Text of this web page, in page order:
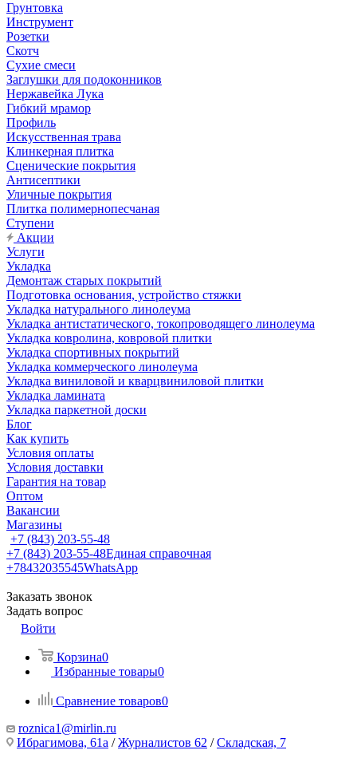
Грунтовка
Инструмент
Розетки
Скотч
Сухие смеси
Заглушки для подоконников
Нержавейка Лука
Гибкий мрамор
Профиль
Искусственная трава
Клинкерная плитка
Сценические покрытия
Антисептики
Уличные покрытия
Плитка полимернопесчаная
Ступени
Акции
Услуги
Укладка
Демонтаж старых покрытий
Подготовка основания, устройство стяжки
Укладка натурального линолеума
Укладка антистатического, токопроводящего линолеума
Укладка ковролина, ковровой плитки
Укладка спортивных покрытий
Укладка коммерческого линолеума
Укладка виниловой и кварцвиниловой плитки
Укладка ламината
Укладка паркетной доски
Блог
Как купить
Условия оплаты
Условия доставки
Гарантия на товар
Оптом
Вакансии
Магазины
+7 (843) 203-55-48
+7 (843) 203-55-48Единая справочная
+78432035545WhatsApp
Заказать звонок
Задать вопрос
Войти
Корзина0
Избранные товары0
Сравнение товаров0
roznica1@mirlin.ru
Ибрагимова, 61а /Журналистов 62 /Складская, 7